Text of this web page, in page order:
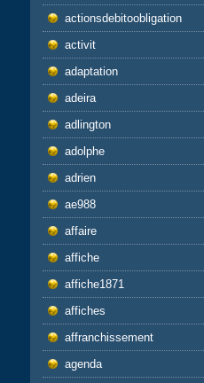
actionsdebitoobligation
activit
adaptation
adeira
adlington
adolphe
adrien
ae988
affaire
affiche
affiche1871
affiches
affranchissement
agenda